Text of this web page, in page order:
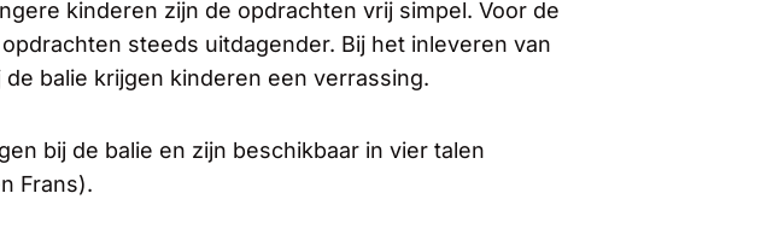
kinderen zijn de opdrachten vrij simpel. Voor de
steeds uitdagender. Bij het inleveren van
balie krijgen kinderen een verrassing.
bij de balie en zijn beschikbaar in vier talen
Frans).